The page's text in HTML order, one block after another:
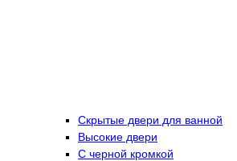
Скрытые двери для ванной
Высокие двери
С черной кромкой